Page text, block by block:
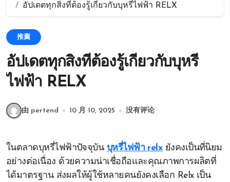
อัปเดตทุกสิ่งที่ต้องรู้เกี่ยวกับบุหรี่ไฟฟ้า RELX
推薦
อัปเดตทุกสิ่งที่ต้องรู้เกี่ยวกับบุหรี่
ไฟฟ้า RELX
由 pertend 10 月 10, 2025 没有评论
ในตลาดบุหรี่ไฟฟ้าปัจจุบัน บุหรี่ไฟฟ้า relxยังคงเป็นที่นิยม
อย่างต่อเนื่อง ด้วยความน่าเชื่อถือและคุณภาพการผลิตที่
ได้มาตรฐาน ส่งผลให้ผู้ใช้หลายคนยังคงเลือก Relx เป็น